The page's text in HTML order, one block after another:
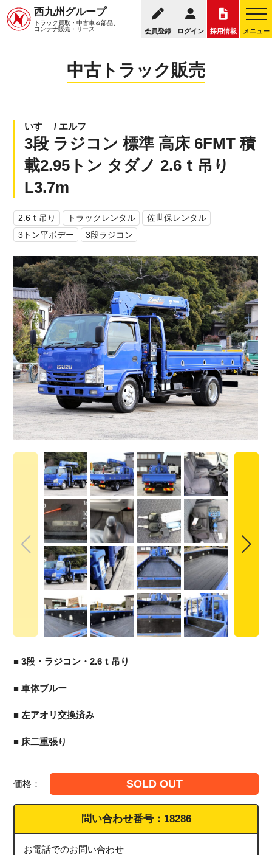
西九州グループ
トラック買取・中古車＆部品、
コンテナ販売・リース
会員登録 ログイン 採用情報 メニュー
中古トラック販売トップ トラック販売について
中古トラック販売
いすゞ / エルフ
3段 ラジコン 標準 高床 6FMT 積
載2.95トン タダノ 2.6ｔ吊り
L3.7m
2.6ｔ吊り トラックレンタル
佐世保レンタル
3トン平ボデー
3段ラジコン
■ 3段・ラジコン・2.6ｔ吊り
■ 車体ブルー
■ 左アオリ交換済み
■ 床二重張り
価格： SOLD OUT
問い合わせ番号： 18286
お電話でのお問い合わせ